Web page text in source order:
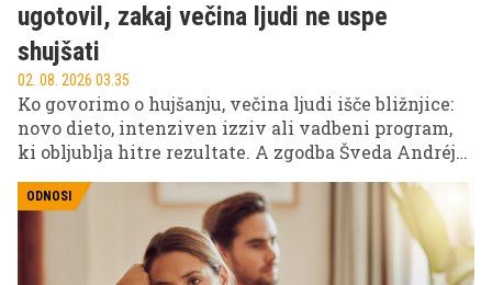
ugotovil, zakaj večina ljudi ne uspe
shujšati
02. 08. 2026 03.35
Ko govorimo o hujšanju, večina ljudi išče bližnjice:
novo dieto, intenziven izziv ali vadbeni program,
ki obljublja hitre rezultate. A zgodba Šveda Andréja
kampu za hujšanje, odpira precej bolj zanimivo
vprašanje: ali je skrivnost uspeha res v posebnem
programu ali predvsem v okolju, ki nas prisili v
spremembo navad?
ODNOSI